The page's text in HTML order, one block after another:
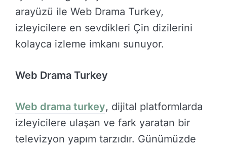
arayüzü ile Web Drama Turkey,
izleyicilere en sevdikleri Çin dizilerini
kolayca izleme imkanı sunuyor.
Web Drama Turkey
Web drama turkey, dijital platformlarda
izleyicilere ulaşan ve fark yaratan bir
televizyon yapım tarzıdır. Günümüzde